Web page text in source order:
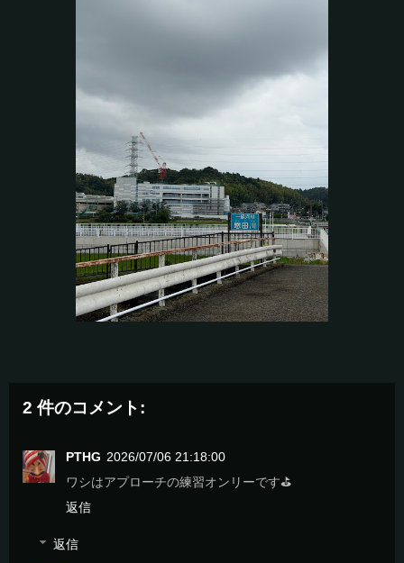
2 件のコメント:
PTHG 2026/07/06 21:18:00
ワシはアプローチの練習オンリーです⛳️
返信
返信